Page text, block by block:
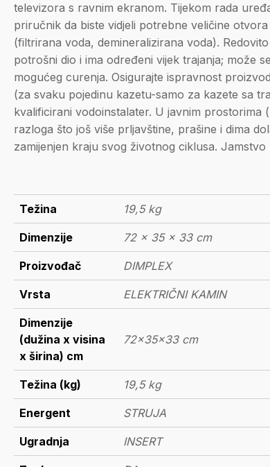
televizora s ravnim ekranom. Tijekom rada
priručnik da biste vidjeli potrebne veličine
(filtrirana voda, demineralizirana voda).
potrošni dio i ima određeni vijek trajanja; može
mogućeg curenja. Osigurajte ispravnost
(za svaku pojedinu kazetu-samo za kazete sa
kvalificirani vodoinstalater. U javnim
razloga što još više prljavštine, prašine i dima
zamijenjen kraju svog životnog ciklusa.
Težina 19,5 kg
Dimenzije 72 × 35 × 33 cm
Proizvođač DIMPLEX
Vrsta ELEKTRIČNI KAMIN
Dimenzije
(dužina x visina
x širina) cm
72x35x33 cm
Težina (kg) 19,5 kg
Energent STRUJA
Ugradnja INSERT